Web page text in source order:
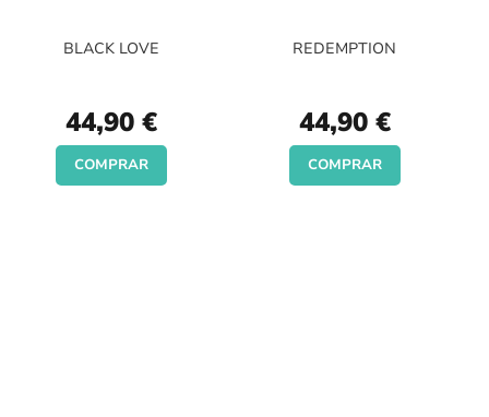
BLACK LOVE
44,90 €
COMPRAR
REDEMPTION
44,90 €
COMPRAR